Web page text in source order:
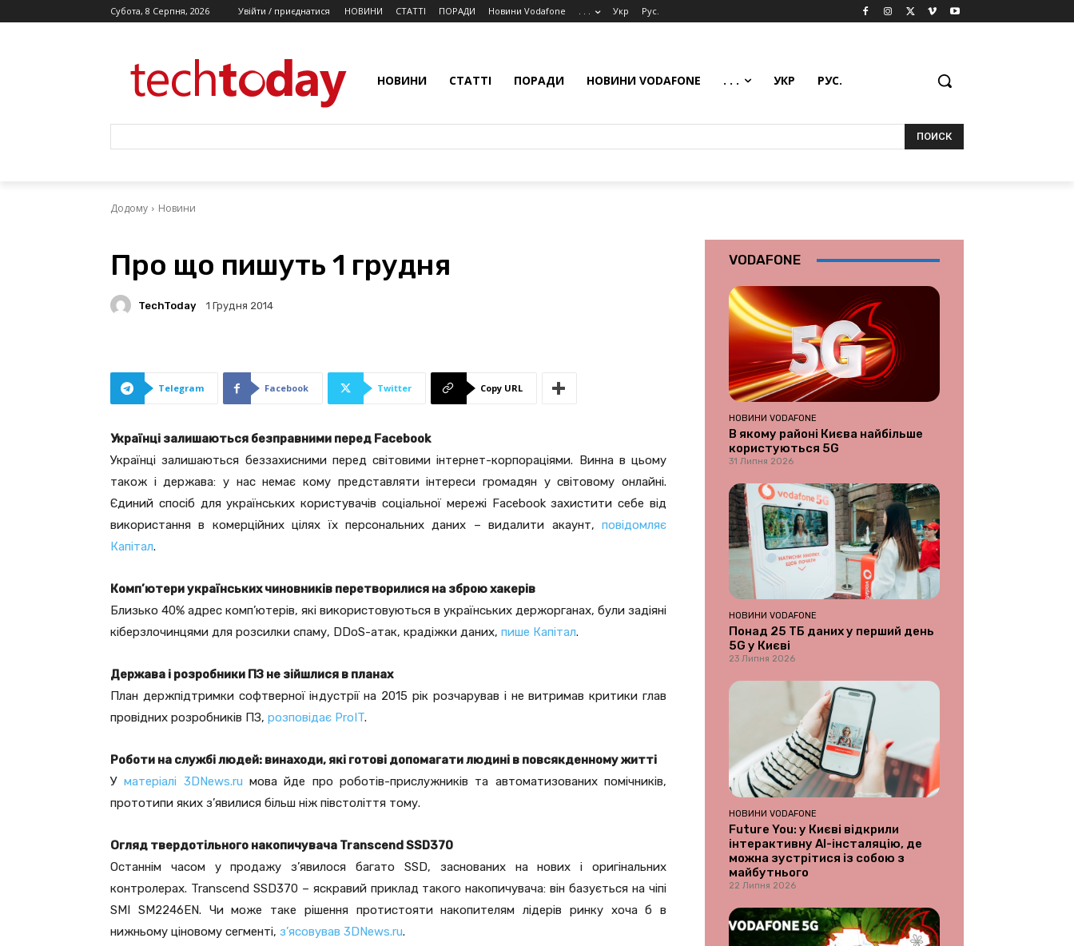
Субота, 8 Серпня, 2026 Увійти / приєднатися НОВИНИ СТАТТІ ПОРАДИ Новини Vodafone . . . Укр Рус.
НОВИНИ СТАТТІ ПОРАДИ НОВИНИ VODAFONE . . . УКР РУС.
ПОИСК
Додому Новини
Про що пишуть 1 грудня
TechToday 1 Грудня 2014
Telegram Facebook Twitter Copy URL
Українці залишаються безправними перед Facebook
Українці залишаються беззахисними перед світовими інтернет-корпораціями. Винна в цьому
також і держава: у нас немає кому представляти інтереси громадян у світовому онлайні.
Єдиний спосіб для українських користувачів соціальної мережі Facebook захистити себе від
використання в комерційних цілях їх персональних даних – видалити акаунт, повідомляє
Капітал.
Комп’ютери українських чиновників перетворилися на зброю хакерів
Близько 40% адрес комп’ютерів, які використовуються в українських держорганах, були задіяні
кіберзлочинцями для розсилки спаму, DDoS-атак, крадіжки даних, пише Капітал.
Держава і розробники ПЗ не зійшлися в планах
План держпідтримки софтверної індустрії на 2015 рік розчарував і не витримав критики глав
провідних розробників ПЗ, розповідає ProIT.
Роботи на службі людей: винаходи, які готові допомагати людині в повсякденному житті
Уматеріалі 3DNews.ru мова йде про роботів-прислужників та автоматизованих помічників,
прототипи яких з’явилися більш ніж півстоліття тому.
Огляд твердотільного накопичувача Transcend SSD370
Останнім часом у продажу з’явилося багато SSD, заснованих на нових і оригінальних
контролерах. Transcend SSD370 – яскравий приклад такого накопичувача: він базується на чіпі
SMI SM2246EN. Чи може таке рішення протистояти накопителям лідерів ринку хоча б в
нижньому ціновому сегменті, з’ясовував 3DNews.ru.
VODAFONE
НОВИНИ VODAFONE
В якому районі Києва найбільше
користуються 5G
31 Липня 2026
НОВИНИ VODAFONE
Понад 25 ТБ даних у перший день
5G у Києві
23 Липня 2026
НОВИНИ VODAFONE
Future You: у Києві відкрили
інтерактивну AI-інсталяцію, де
можна зустрітися із собою з
майбутнього
22 Липня 2026